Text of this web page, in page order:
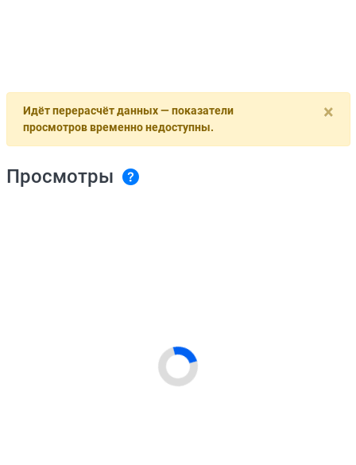
×
Идёт перерасчёт данных — показатели
просмотров временно недоступны.
Просмотры